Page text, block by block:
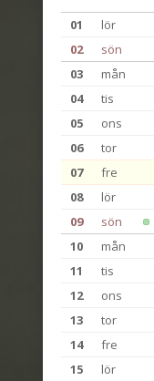
01
lör
02
sön
03
mån
04
tis
05
ons
06
tor
07
fre
08
lör
09
sön
10
mån
11
tis
12
ons
13
tor
14
fre
15
lör